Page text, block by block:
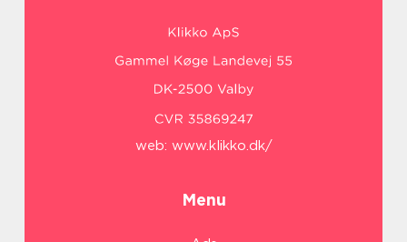
web: www.klikko.dk/
Menu